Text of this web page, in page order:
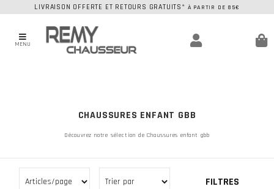
LIVRAISON OFFERTE ET RETOURS GRATUITS* À PARTIR DE 85€
MENU
CHAUSSURES ENFANT GBB
Découvrez notre sélection de Chaussures enfant gbb
FILTRES